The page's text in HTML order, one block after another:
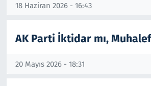
18 Haziran 2026 - 16:43
AK Parti İktidar mı,
20 Mayıs 2026 - 18:31